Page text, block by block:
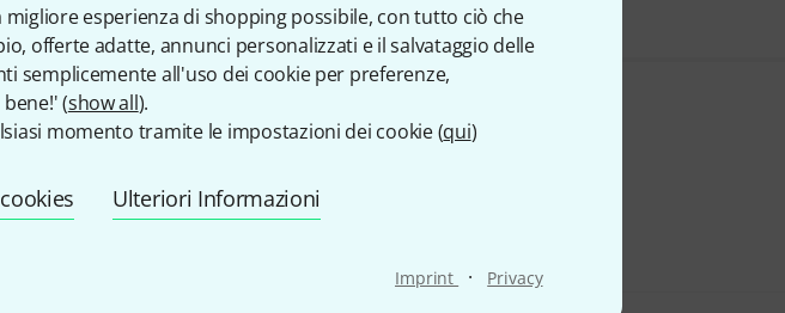
esperienza di shopping possibile, con tutto ciò che
offerte adatte, annunci personalizzati e il salvataggio delle
semplicemente all'uso dei cookie per preferenze,
(show all).
momento tramite le impostazioni dei cookie (qui)
Ulteriori Informazioni
Imprint · Privacy
vedi?
Aiuto e Commenti